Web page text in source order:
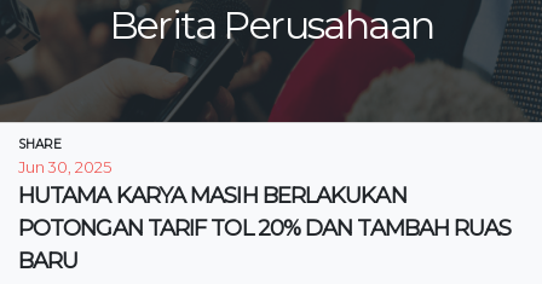
Berita Perusahaan
SHARE
Jun 30, 2025
HUTAMA KARYA MASIH BERLAKUKAN
POTONGAN TARIF TOL 20% DAN TAMBAH RUAS
BARU